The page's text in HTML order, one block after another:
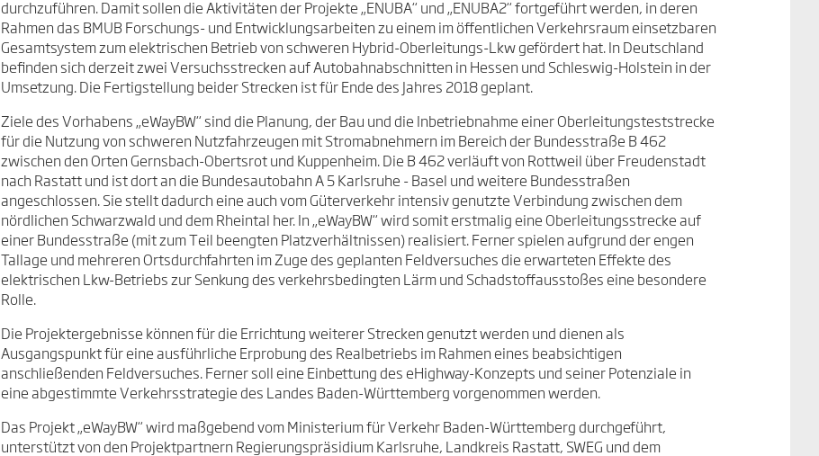
durchzuführen. Damit sollen die Aktivitäten der Projekte „ENUBA“ und „ENUBA2“ fortgeführt werden, in deren
Rahmen das BMUB Forschungs- und Entwicklungsarbeiten zu einem im öffentlichen Verkehrsraum einsetzbaren
Gesamtsystem zum elektrischen Betrieb von schweren Hybrid-Oberleitungs-Lkw gefördert hat. In Deutschland
befinden sich derzeit zwei Versuchsstrecken auf Autobahnabschnitten in Hessen und Schleswig-Holstein in der
Umsetzung. Die Fertigstellung beider Strecken ist für Ende des Jahres 2018 geplant.
Ziele des Vorhabens „eWayBW“ sind die Planung, der Bau und die Inbetriebnahme einer Oberleitungsteststrecke
für die Nutzung von schweren Nutzfahrzeugen mit Stromabnehmern im Bereich der Bundesstraße B 462
zwischen den Orten Gernsbach-Obertsrot und Kuppenheim. Die B 462 verläuft von Rottweil über Freudenstadt
nach Rastatt und ist dort an die Bundesautobahn A 5 Karlsruhe - Basel und weitere Bundesstraßen
angeschlossen. Sie stellt dadurch eine auch vom Güterverkehr intensiv genutzte Verbindung zwischen dem
nördlichen Schwarzwald und dem Rheintal her. In „eWayBW“ wird somit erstmalig eine Oberleitungsstrecke auf
einer Bundesstraße (mit zum Teil beengten Platzverhältnissen) realisiert. Ferner spielen aufgrund der engen
Tallage und mehreren Ortsdurchfahrten im Zuge des geplanten Feldversuches die erwarteten Effekte des
elektrischen Lkw-Betriebs zur Senkung des verkehrsbedingten Lärm und Schadstoffausstoßes eine besondere
Rolle.
Die Projektergebnisse können für die Errichtung weiterer Strecken genutzt werden und dienen als
Ausgangspunkt für eine ausführliche Erprobung des Realbetriebs im Rahmen eines beabsichtigen
anschließenden Feldversuches. Ferner soll eine Einbettung des eHighway-Konzepts und seiner Potenziale in
eine abgestimmte Verkehrsstrategie des Landes Baden-Württemberg vorgenommen werden.
Das Projekt „eWayBW“ wird maßgebend vom Ministerium für Verkehr Baden-Württemberg durchgeführt,
unterstützt von den Projektpartnern Regierungspräsidium Karlsruhe, Landkreis Rastatt, SWEG und dem